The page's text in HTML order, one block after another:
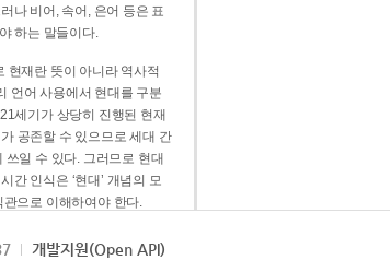
나 비어, 속어, 은어 등은 표
하는 말들이다.
현재란 뜻이 아니라 역사적
언어 사용에서 현대를 구분
세기가 상당히 진행된 현재
공존할 수 있으므로 세대 간
일 수 있다. 그러므로 현대
간 인식은 ‘현대’ 개념의 모
관으로 이해하여야 한다.
게 드러내 주는 기준이다.
개발지원(Open API)